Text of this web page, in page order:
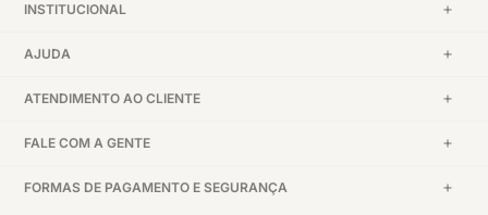
INSTITUCIONAL
AJUDA
ATENDIMENTO AO CLIENTE
FALE COM A GENTE
FORMAS DE PAGAMENTO E SEGURANÇA